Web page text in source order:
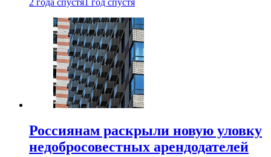
Россиянам раскрыли новую уловку
недобросовестных арендодателей